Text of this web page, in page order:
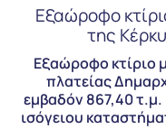
Εξαώροφο
της
Εξαώροφο κτίριο
πλατείας
εμβαδόν 867,40
ισόγειου